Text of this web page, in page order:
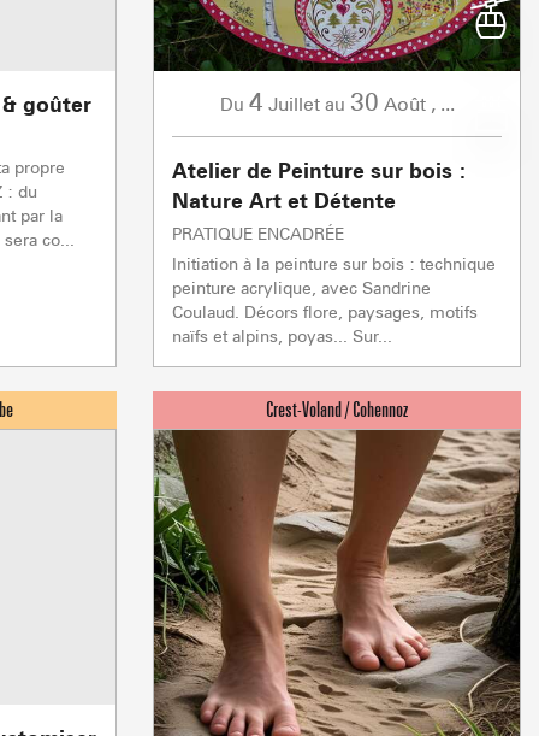
NOTRE DAME DE
Cœur de
NOS GRANDS
VENTE À LA FERME VISITES &
SE
Remontées mécaniques 5/5
TC JAILLET Ouverte
TSF GRANDE
TSF TETE TORRAZ En préparation
1/1
Crest Voland Cohennoz
1/1 Remontées mécaniques
Remontées mécaniques 1/1
Remontées mécaniques 0/1
Fermée
Remontées mécaniques 0/1
goûter
propre
: du
par la
co...
Du 4 Juillet au 30 Août, ...
Atelier de Peinture sur bois :
Nature Art et Détente
PRATIQUE ENCADRÉE
Initiation à la peinture sur bois : technique
peinture acrylique, avec Sandrine
Coulaud. Décors flore, paysages, motifs
naïfs et alpins, poyas... Sur...